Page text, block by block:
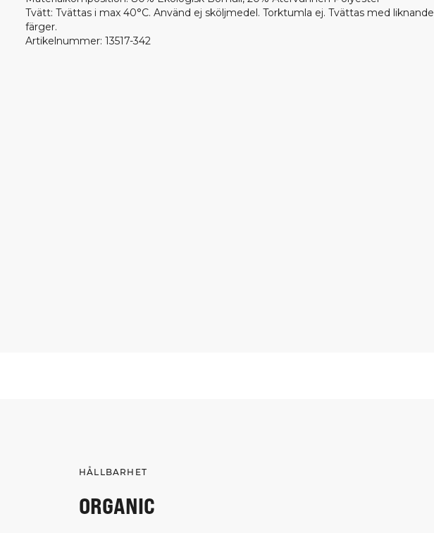
Tvätt: Tvättas i max 40°C. Använd ej sköljmedel. Torktumla ej. Tvättas med liknande
färger.
Artikelnummer: 13517-342
HÅLLBARHET
ORGANIC